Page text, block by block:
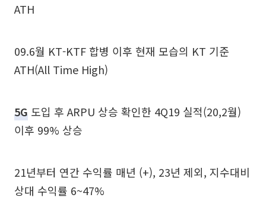
ATH
09.6월 KT-KTF 합병 이후 현재 모습의 KT 기준
ATH(All Time High)
5G 도입 후 ARPU 상승 확인한 4Q19 실적(20,2월)
이후 99% 상승
21년부터 연간 수익률 매년 (+), 23년 제외, 지수대비
상대 수익률 6~47%